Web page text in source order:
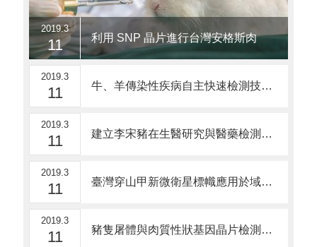
2019.3
11 利用 SNP 晶片進行台灣安格斯肉牛屠體性狀基因之分析
2019.3
11 牛、羊傳染性疾病自主快速檢測技術之開發I, II
2019.3
11 建立李宋豬在生醫研究與醫藥檢測之技術平台-建立最低疾病迷你豬生產監控系統供生醫研究動物模式
2019.3
11 臺灣穿山甲新微衛星標幟應用於域內及域外個體及族群遺傳結構分析
2019.3
11 豬隻屠體與肉質性狀基因晶片檢測技術的發展